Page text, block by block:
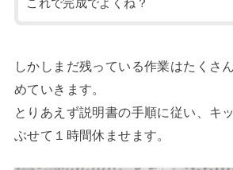
これで完成でよくね？
しかしまだ残っている作業はたくさ
めていきます。
とりあえず説明書の手順に従い、キ
ぶせて１時間休ませます。